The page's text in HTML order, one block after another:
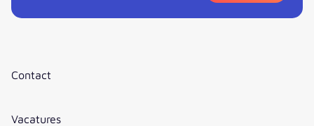
Contact
Vacatures